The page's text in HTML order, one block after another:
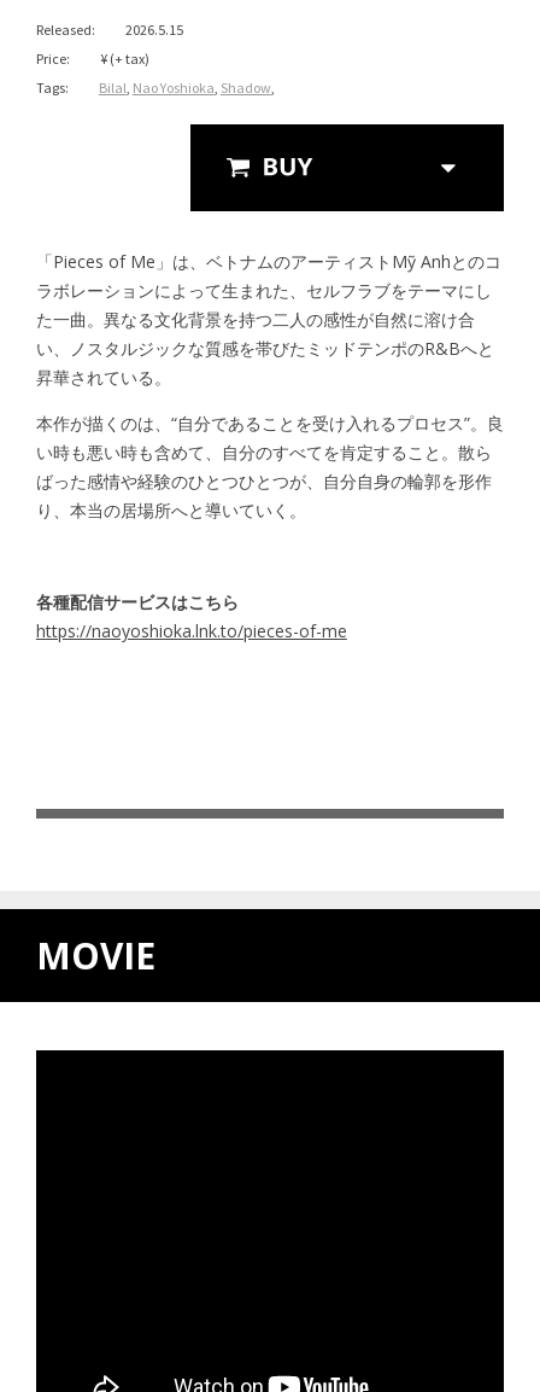
Released:
2026.5.15
Price:
¥ (+ tax)
Tags:
Bilal Nao Yoshioka Shadow
「Pieces of Me」は、ベトナムのアーティストMỹ Anhとのコ
ラボレーションによって生まれた、セルフラブをテーマにし
た一曲。異なる文化背景を持つ二人の感性が自然に溶け合
い、ノスタルジックな質感を帯びたミッドテンポのR&Bへと
昇華されている。
本作が描くのは、“自分であることを受け入れるプロセス”。良
い時も悪い時も含めて、自分のすべてを肯定すること。散ら
ばった感情や経験のひとつひとつが、自分自身の輪郭を形作
り、本当の居場所へと導いていく。
各種配信サービスはこちら
https://naoyoshioka.lnk.to/pieces-of-me
MOVIE